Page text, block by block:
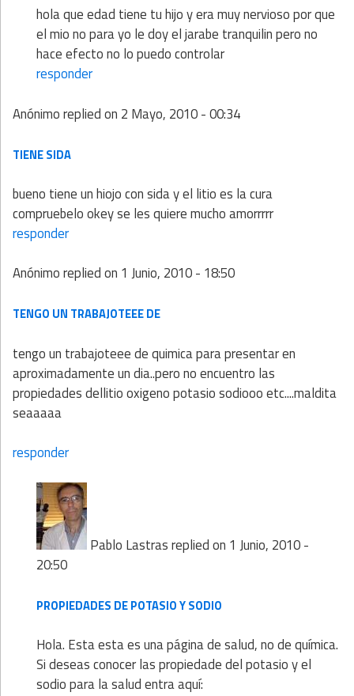
hola que edad tiene tu hijo y era muy nervioso por que
el mio no para yo le doy el jarabe tranquilin pero no
hace efecto no lo puedo controlar
responder
Anónimoreplied on 2 Mayo, 2010 - 00:34
TIENE SIDA
bueno tiene un hiojo con sida y el litio es la cura
compruebelo okey se les quiere mucho amorrrrr
responder
Anónimoreplied on 1 Junio, 2010 - 18:50
TENGO UN TRABAJOTEEE DE
tengo un trabajoteee de quimica para presentar en
aproximadamente un dia..pero no encuentro las
propiedades dellitio oxigeno potasio sodiooo etc....maldita
seaaaaa
responder
Pablo Lastrasreplied on 1 Junio, 2010 -
20:50
PROPIEDADES DE POTASIO Y SODIO
Hola. Esta esta es una página de salud, no de química.
Si deseas conocer las propiedade del potasio y el
sodio para la salud entra aquí: